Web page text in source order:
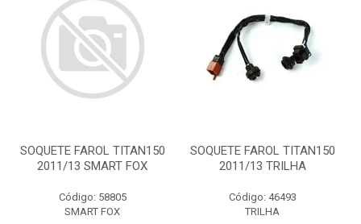
SOQUETE FAROL TITAN150
2011/13 SMART FOX
Código: 58805
SMART FOX
SOQUETE FAROL TITAN150
2011/13 TRILHA
Código: 46493
TRILHA